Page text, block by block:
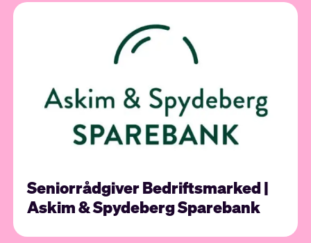
Seniorrådgiver Bedriftsmarked |
Askim & Spydeberg Sparebank